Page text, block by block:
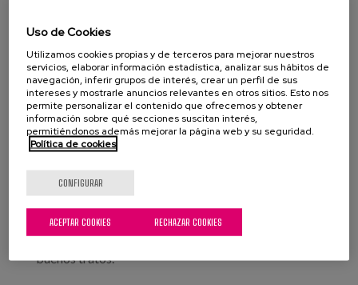
17:00 Bienvenida.
17:30 Cuidados en el centro. ¿De qué
hablamos?. Naia Torrealdai Euskal Herriko Bilgune
Feminista.
18:30 Hacia la democratización de los cuidados.
Buruntzaldea.
19:15 ¿Qué hemos adelantado? Maitelan, Red
Pública Comunitaria de cuidados, Hernani por los
buenos tratos.
Uso de Cookies
Utilizamos cookies propias y de terceros para mejorar nuestros
servicios, elaborar información estadística, analizar sus hábitos de
navegación, inferir grupos de interés, crear un perfil de sus
intereses y mostrarle anuncios relevantes en otros sitios. Esto nos
permite personalizar el contenido que ofrecemos y obtener
información sobre qué secciones suscitan interés,
permitiéndonos además mejorar la página web y su seguridad.
Política de cookies
CONFIGURAR
RECHAZAR COOKIES
ACEPTAR COOKIES